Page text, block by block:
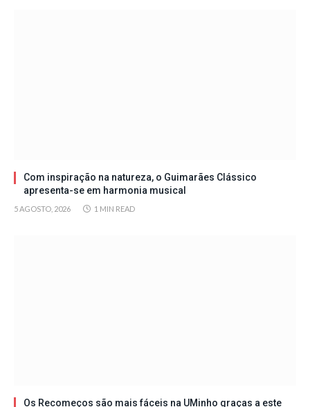
Com inspiração na natureza, o Guimarães Clássico
apresenta-se em harmonia musical
5 AGOSTO, 2026 1 MIN READ
Os Recomeços são mais fáceis na UMinho graças a este